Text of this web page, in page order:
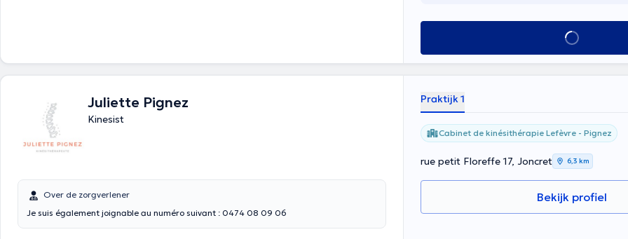
Alles zien
Juliette Pignez
Kinesist
Over de zorgverlener
Je suis également joignable au numéro suivant : 0474 08 09 06
Praktijk 1
Cabinet de kinésithérapie Lefèvre - Pignez
rue petit Floreffe 17, Joncret 6,3 km
Bekijk profiel